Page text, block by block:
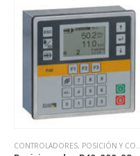
CONTROLADORES, POSICIÓN Y CONTROL